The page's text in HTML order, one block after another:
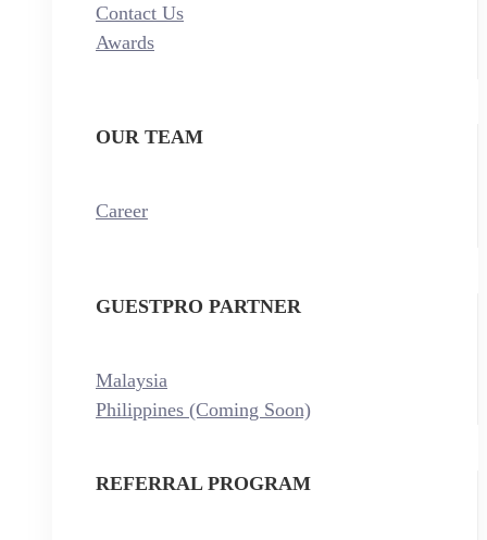
Contact Us
Awards
OUR TEAM
Career
GUESTPRO PARTNER
Malaysia
Philippines (Coming Soon)
REFERRAL PROGRAM